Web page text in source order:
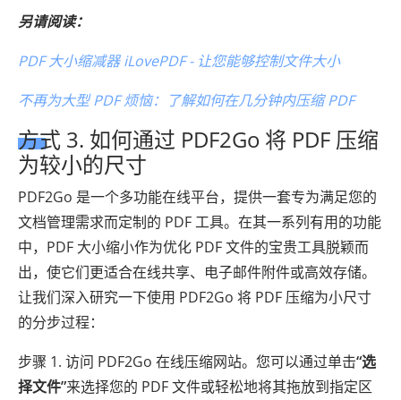
另请阅读：
PDF 大小缩减器 iLovePDF - 让您能够控制文件大小
不再为大型 PDF 烦恼：了解如何在几分钟内压缩 PDF
方式 3. 如何通过 PDF2Go 将 PDF 压缩
为较小的尺寸
PDF2Go 是一个多功能在线平台，提供一套专为满足您的
文档管理需求而定制的 PDF 工具。在其一系列有用的功能
中，PDF 大小缩小作为优化 PDF 文件的宝贵工具脱颖而
出，使它们更适合在线共享、电子邮件附件或高效存储。
让我们深入研究一下使用 PDF2Go 将 PDF 压缩为小尺寸
的分步过程：
步骤 1. 访问 PDF2Go 在线压缩网站。您可以通过单击“选
择文件”来选择您的 PDF 文件或轻松地将其拖放到指定区